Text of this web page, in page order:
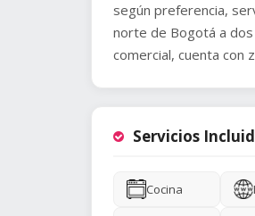
según preferencia,
norte de Bogotá a dos
comercial, cuenta con
Servicios
Cocina